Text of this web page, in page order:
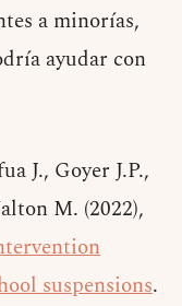
a minorías,
ayudar con
J., Goyer J.P.,
M. (2022),
suspensions.